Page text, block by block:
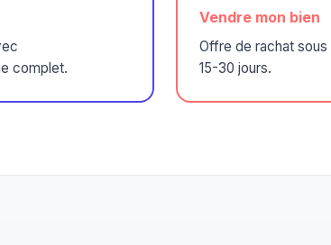
complet.
Vendre mon bien
Offre de rachat sous
15-30 jours.